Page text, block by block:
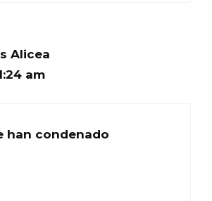
Alicea
am
han condenado